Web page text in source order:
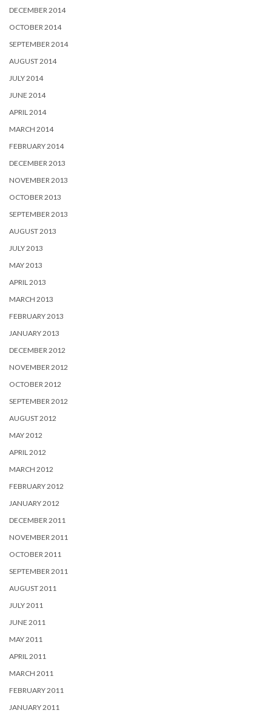
DECEMBER 2014
OCTOBER 2014
SEPTEMBER 2014
AUGUST 2014
JULY 2014
JUNE 2014
APRIL 2014
MARCH 2014
FEBRUARY 2014
DECEMBER 2013
NOVEMBER 2013
OCTOBER 2013
SEPTEMBER 2013
AUGUST 2013
JULY 2013
MAY 2013
APRIL 2013
MARCH 2013
FEBRUARY 2013
JANUARY 2013
DECEMBER 2012
NOVEMBER 2012
OCTOBER 2012
SEPTEMBER 2012
AUGUST 2012
MAY 2012
APRIL 2012
MARCH 2012
FEBRUARY 2012
JANUARY 2012
DECEMBER 2011
NOVEMBER 2011
OCTOBER 2011
SEPTEMBER 2011
AUGUST 2011
JULY 2011
JUNE 2011
MAY 2011
APRIL 2011
MARCH 2011
FEBRUARY 2011
JANUARY 2011